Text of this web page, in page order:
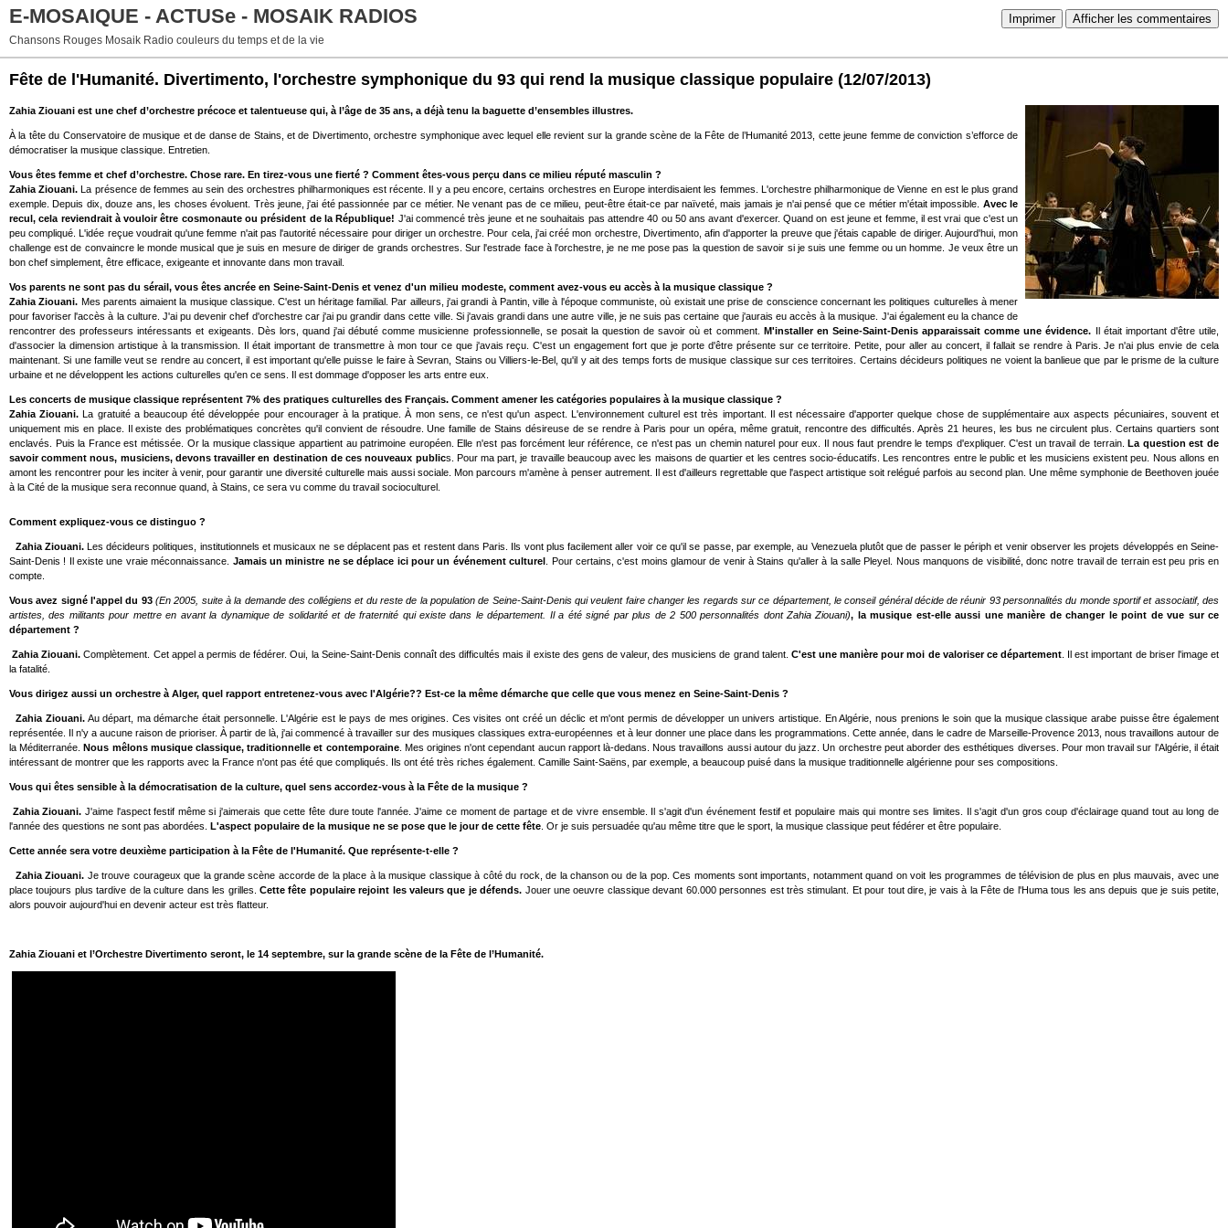
Imprimer Afficher les commentaires
E-MOSAIQUE - ACTUSe - MOSAIK RADIOS
Chansons Rouges Mosaik Radio couleurs du temps et de la vie
Fête de l'Humanité. Divertimento, l'orchestre symphonique du 93 qui rend la musique classique populaire (12/07/2013)
Zahia Ziouani est une chef d’orchestre précoce et talentueuse qui, à l’âge de 35 ans, a déjà tenu la baguette d’ensembles illustres.
À la tête du Conservatoire de musique et de danse de Stains, et de Divertimento, orchestre symphonique avec lequel elle revient sur la grande scène de la Fête de l’Humanité 2013, cette jeune femme de conviction s’efforce de
démocratiser la musique classique. Entretien.
Vous êtes femme et chef d’orchestre. Chose rare. En tirez-vous une fierté ? Comment êtes-vous perçu dans ce milieu réputé masculin ?
Zahia Ziouani.La présence de femmes au sein des orchestres philharmoniques est récente. Il y a peu encore, certains orchestres en Europe interdisaient les femmes. L'orchestre philharmonique de Vienne en est le plus grand
exemple. Depuis dix, douze ans, les choses évoluent. Très jeune, j'ai été passionnée par ce métier. Ne venant pas de ce milieu, peut-être était-ce par naïveté, mais jamais je n'ai pensé que ce métier m'était impossible. Avec le
recul, cela reviendrait à vouloir être cosmonaute ou président de la République! J'ai commencé très jeune et ne souhaitais pas attendre 40 ou 50 ans avant d'exercer. Quand on est jeune et femme, il est vrai que c'est un
peu compliqué. L'idée reçue voudrait qu'une femme n'ait pas l'autorité nécessaire pour diriger un orchestre. Pour cela, j'ai créé mon orchestre, Divertimento, afin d'apporter la preuve que j'étais capable de diriger. Aujourd'hui, mon
challenge est de convaincre le monde musical que je suis en mesure de diriger de grands orchestres. Sur l'estrade face à l'orchestre, je ne me pose pas la question de savoir si je suis une femme ou un homme. Je veux être un
bon chef simplement, être efficace, exigeante et innovante dans mon travail.
Vos parents ne sont pas du sérail, vous êtes ancrée en Seine-Saint-Denis et venez d'un milieu modeste, comment avez-vous eu accès à la musique classique ?
Zahia Ziouani. Mes parents aimaient la musique classique. C'est un héritage familial. Par ailleurs, j'ai grandi à Pantin, ville à l'époque communiste, où existait une prise de conscience concernant les politiques culturelles à mener
pour favoriser l'accès à la culture. J'ai pu devenir chef d'orchestre car j'ai pu grandir dans cette ville. Si j'avais grandi dans une autre ville, je ne suis pas certaine que j'aurais eu accès à la musique. J'ai également eu la chance de
rencontrer des professeurs intéressants et exigeants. Dès lors, quand j'ai débuté comme musicienne professionnelle, se posait la question de savoir où et comment. M'installer en Seine-Saint-Denis apparaissait comme une évidence. Il était important d'être utile,
d'associer la dimension artistique à la transmission. Il était important de transmettre à mon tour ce que j'avais reçu. C'est un engagement fort que je porte d'être présente sur ce territoire. Petite, pour aller au concert, il fallait se rendre à Paris. Je n'ai plus envie de cela
maintenant. Si une famille veut se rendre au concert, il est important qu'elle puisse le faire à Sevran, Stains ou Villiers-le-Bel, qu'il y ait des temps forts de musique classique sur ces territoires. Certains décideurs politiques ne voient la banlieue que par le prisme de la culture
urbaine et ne développent les actions culturelles qu'en ce sens. Il est dommage d'opposer les arts entre eux.
Les concerts de musique classique représentent 7% des pratiques culturelles des Français. Comment amener les catégories populaires à la musique classique ?
Zahia Ziouani.La gratuité a beaucoup été développée pour encourager à la pratique. À mon sens, ce n'est qu'un aspect. L'environnement culturel est très important. Il est nécessaire d'apporter quelque chose de supplémentaire aux aspects pécuniaires, souvent et
uniquement mis en place. Il existe des problématiques concrètes qu'il convient de résoudre. Une famille de Stains désireuse de se rendre à Paris pour un opéra, même gratuit, rencontre des difficultés. Après 21 heures, les bus ne circulent plus. Certains quartiers sont
enclavés. Puis la France est métissée. Or la musique classique appartient au patrimoine européen. Elle n'est pas forcément leur référence, ce n'est pas un chemin naturel pour eux. Il nous faut prendre le temps d'expliquer. C'est un travail de terrain.La question est de
savoir comment nous, musiciens, devons travailler en destination de ces nouveaux publics. Pour ma part, je travaille beaucoup avec les maisons de quartier et les centres socio-éducatifs. Les rencontres entre le public et les musiciens existent peu. Nous allons en
amont les rencontrer pour les inciter à venir, pour garantir une diversité culturelle mais aussi sociale. Mon parcours m'amène à penser autrement. Il est d'ailleurs regrettable que l'aspect artistique soit relégué parfois au second plan. Une même symphonie de Beethoven jouée
à la Cité de la musique sera reconnue quand, à Stains, ce sera vu comme du travail socioculturel.
Comment expliquez-vous ce distinguo ?
Zahia Ziouani. Les décideurs politiques, institutionnels et musicaux ne se déplacent pas et restent dans Paris. Ils vont plus facilement aller voir ce qu'il se passe, par exemple, au Venezuela plutôt que de passer le périph et venir observer les projets développés en Seine-
Saint-Denis ! Il existe une vraie méconnaissance. Jamais un ministre ne se déplace ici pour un événement culturel . Pour certains, c'est moins glamour de venir à Stains qu'aller à la salle Pleyel. Nous manquons de visibilité, donc notre travail de terrain est peu pris en
compte.
Vous avez signé l'appel du 93 (En 2005, suite à la demande des collégiens et du reste de la population de Seine-Saint-Denis qui veulent faire changer les regards sur ce département, le conseil général décide de réunir 93 personnalités du monde sportif et associatif, des
artistes, des militants pour mettre en avant la dynamique de solidarité et de fraternité qui existe dans le département. Il a été signé par plus de 2 500 personnalités dont Zahia Ziouani), la musique est-elle aussi une manière de changer le point de vue sur ce
département ?
Zahia Ziouani.Complètement. Cet appel a permis de fédérer. Oui, la Seine-Saint-Denis connaît des difficultés mais il existe des gens de valeur, des musiciens de grand talent. C'est une manière pour moi de valoriser ce département . Il est important de briser l'image et
la fatalité.
Vous dirigez aussi un orchestre à Alger, quel rapport entretenez-vous avec l'Algérie?? Est-ce la même démarche que celle que vous menez en Seine-Saint-Denis ?
Zahia Ziouani.Au départ, ma démarche était personnelle. L'Algérie est le pays de mes origines. Ces visites ont créé un déclic et m'ont permis de développer un univers artistique. En Algérie, nous prenions le soin que la musique classique arabe puisse être également
représentée. Il n'y a aucune raison de prioriser. À partir de là, j'ai commencé à travailler sur des musiques classiques extra-européennes et à leur donner une place dans les programmations. Cette année, dans le cadre de Marseille-Provence 2013, nous travaillons autour de
la Méditerranée. Nous mêlons musique classique, traditionnelle et contemporaine. Mes origines n'ont cependant aucun rapport là-dedans. Nous travaillons aussi autour du jazz. Un orchestre peut aborder des esthétiques diverses. Pour mon travail sur l'Algérie, il était
intéressant de montrer que les rapports avec la France n'ont pas été que compliqués. Ils ont été très riches également. Camille Saint-Saëns, par exemple, a beaucoup puisé dans la musique traditionnelle algérienne pour ses compositions.
Vous qui êtes sensible à la démocratisation de la culture, quel sens accordez-vous à la Fête de la musique ?
Zahia Ziouani. J'aime l'aspect festif même si j'aimerais que cette fête dure toute l'année. J'aime ce moment de partage et de vivre ensemble. Il s'agit d'un événement festif et populaire mais qui montre ses limites. Il s'agit d'un gros coup d'éclairage quand tout au long de
l'année des questions ne sont pas abordées. L'aspect populaire de la musique ne se pose que le jour de cette fête . Or je suis persuadée qu'au même titre que le sport, la musique classique peut fédérer et être populaire.
Cette année sera votre deuxième participation à la Fête de l'Humanité. Que représente-t-elle ?
Zahia Ziouani. Je trouve courageux que la grande scène accorde de la place à la musique classique à côté du rock, de la chanson ou de la pop. Ces moments sont importants, notamment quand on voit les programmes de télévision de plus en plus mauvais, avec une
place toujours plus tardive de la culture dans les grilles.Cette fête populaire rejoint les valeurs que je défends. Jouer une oeuvre classique devant 60.000 personnes est très stimulant. Et pour tout dire, je vais à la Fête de l'Huma tous les ans depuis que je suis petite,
alors pouvoir aujourd'hui en devenir acteur est très flatteur.
Zahia Ziouani et l’Orchestre Divertimento seront, le 14 septembre, sur la grande scène de la Fête de l’Humanité.